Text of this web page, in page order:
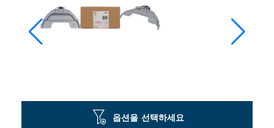
옵션을 선택하세요